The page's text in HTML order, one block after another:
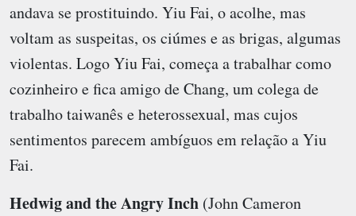
andava se prostituindo. Yiu Fai, o acolhe, mas
voltam as suspeitas, os ciúmes e as brigas, algumas
violentas. Logo Yiu Fai, começa a trabalhar como
cozinheiro e fica amigo de Chang, um colega de
trabalho taiwanês e heterossexual, mas cujos
sentimentos parecem ambíguos em relação a Yiu
Fai.
Hedwig and the Angry Inch (John Cameron